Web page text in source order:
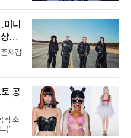
며
뷔 7
너지
여
집하
이름
니
승
재감
티벌,
.이들
민트
등 대
풋한
후
공
식 소
)’의